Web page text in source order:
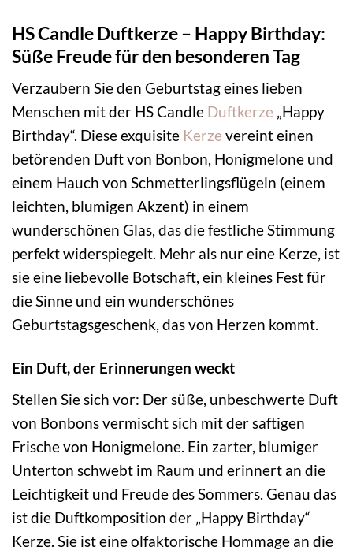
HS Candle Duftkerze – Happy Birthday:
Süße Freude für den besonderen Tag
Verzaubern Sie den Geburtstag eines lieben
Menschen mit der HS Candle Duftkerze „Happy
Birthday“. Diese exquisite Kerze vereint einen
betörenden Duft von Bonbon, Honigmelone und
einem Hauch von Schmetterlingsflügeln (einem
leichten, blumigen Akzent) in einem
wunderschönen Glas, das die festliche Stimmung
perfekt widerspiegelt. Mehr als nur eine Kerze, ist
sie eine liebevolle Botschaft, ein kleines Fest für
die Sinne und ein wunderschönes
Geburtstagsgeschenk, das von Herzen kommt.
Ein Duft, der Erinnerungen weckt
Stellen Sie sich vor: Der süße, unbeschwerte Duft
von Bonbons vermischt sich mit der saftigen
Frische von Honigmelone. Ein zarter, blumiger
Unterton schwebt im Raum und erinnert an die
Leichtigkeit und Freude des Sommers. Genau das
ist die Duftkomposition der „Happy Birthday“
Kerze. Sie ist eine olfaktorische Hommage an die